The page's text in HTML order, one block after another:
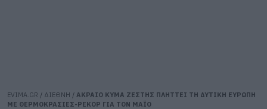
EVIMA.GR / ΔΙΕΘΝΗ / ΑΚΡΑΙΟ ΚΥΜΑ ΖΕΣΤΗΣ ΠΛΗΤΤΕΙ ΤΗ ΔΥΤΙΚΗ ΕΥΡΩΠΗ
ΜΕ ΘΕΡΜΟΚΡΑΣΙΕΣ-ΡΕΚΟΡ ΓΙΑ ΤΟΝ ΜΑΪΟ